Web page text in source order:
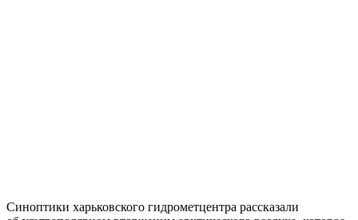
Синоптики харьковского гидрометцентра рассказали